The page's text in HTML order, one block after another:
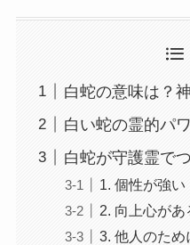
白蛇の意味は？
白い蛇の霊的パ
白蛇が守護霊で
1. 個性が強い
2. 向上心があ
3. 他人のため